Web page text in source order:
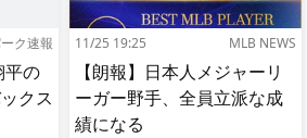
ク速報
平の
クス
11/25 19:25 MLB NEWS
【朗報】日本人メジャーリ
ーガー野手、全員立派な成
績になる